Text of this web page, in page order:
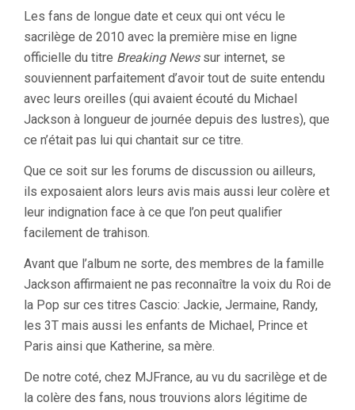
Les fans de longue date et ceux qui ont vécu le
sacrilège de 2010 avec la première mise en ligne
officielle du titre Breaking Newssur internet, se
souviennent parfaitement d’avoir tout de suite entendu
avec leurs oreilles (qui avaient écouté du Michael
Jackson à longueur de journée depuis des lustres), que
ce n’était pas lui qui chantait sur ce titre.
Que ce soit sur les forums de discussion ou ailleurs,
ils exposaient alors leurs avis mais aussi leur colère et
leur indignation face à ce que l’on peut qualifier
facilement de trahison.
Avant que l’album ne sorte, des membres de la famille
Jackson affirmaient ne pas reconnaître la voix du Roi de
la Pop sur ces titres Cascio: Jackie, Jermaine, Randy,
les 3T mais aussi les enfants de Michael, Prince et
Paris ainsi que Katherine, sa mère.
De notre coté, chez MJFrance, au vu du sacrilège et de
la colère des fans, nous trouvions alors légitime de